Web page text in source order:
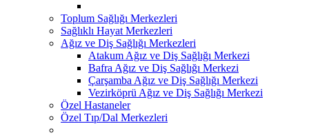
Toplum Sağlığı Merkezleri
Sağlıklı Hayat Merkezleri
Ağız ve Diş Sağlığı Merkezleri
Atakum Ağız ve Diş Sağlığı Merkezi
Bafra Ağız ve Diş Sağlığı Merkezi
Çarşamba Ağız ve Diş Sağlığı Merkezi
Vezirköprü Ağız ve Diş Sağlığı Merkezi
Özel Hastaneler
Özel Tıp/Dal Merkezleri